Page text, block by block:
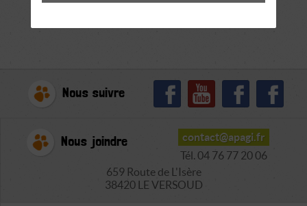
Nous suivre
Nous joindre
contact@apagi.fr
Tél. 04 76 77 20 06
659 Route de L'Isère
38420 LE VERSOUD